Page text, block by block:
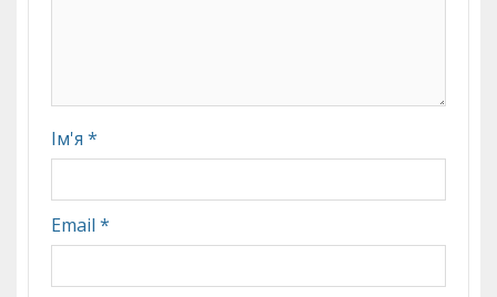
Ім'я *
Email *